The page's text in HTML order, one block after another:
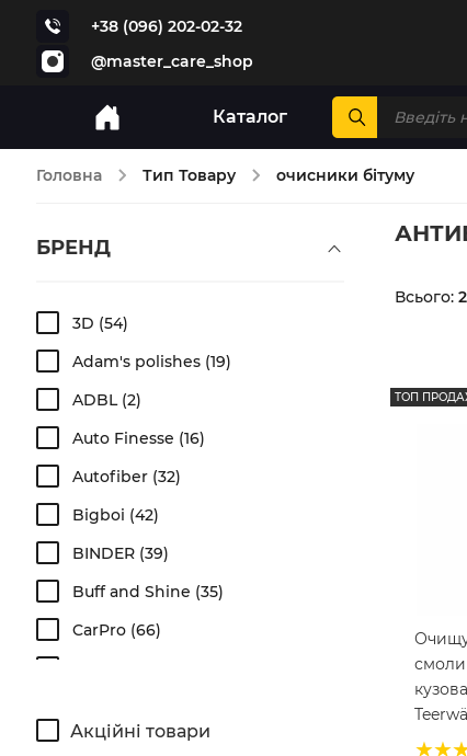
+38 (096) 202-02-32
@master_care_shop
Каталог
Головна Тип Товару очисники бітуму
БРЕНД
3D 54
Adam's polishes 19
ADBL 2
Auto Finesse 16
Autofiber 32
Bigboi 42
BINDER 39
Buff and Shine 35
CarPro 66
DIY Detail
Акційні товари
Всього:
ТОП
смоли